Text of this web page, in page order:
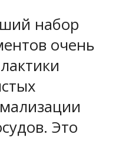
набор
очень
Это